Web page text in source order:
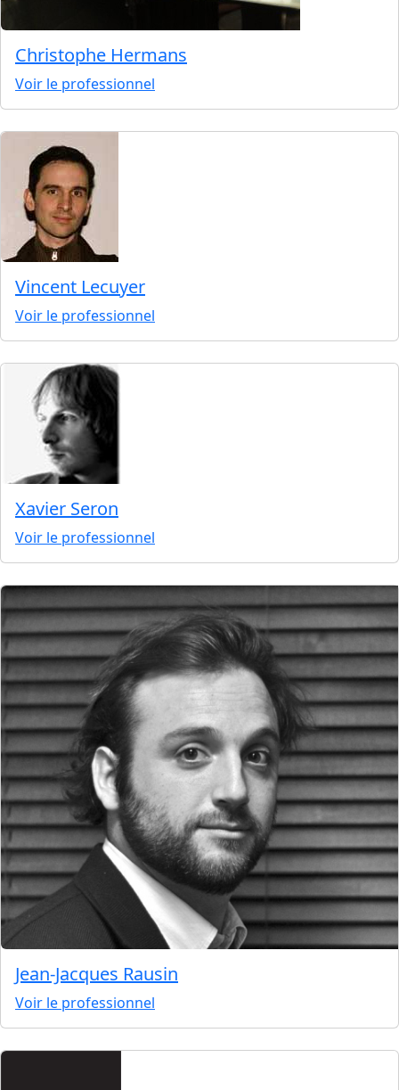
Christophe Hermans
Voir le professionnel
Vincent Lecuyer
Voir le professionnel
Xavier Seron
Voir le professionnel
Jean-Jacques Rausin
Voir le professionnel